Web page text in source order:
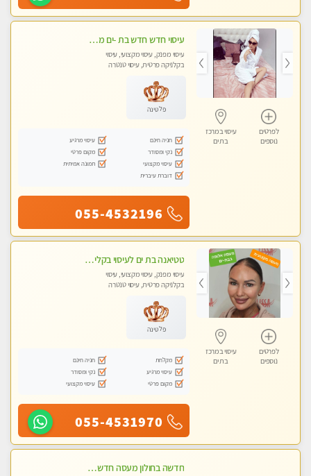
לפרטים
נוספים
עיסוי במרכז
בת ים
עיסוי חדש חדש בת -ים מעסה חדשה איכותית במקום פרטי.
עיסוי מפנק, עיסוי מקצועי, עיסוי
בקלניקה פרטית, עיסוי טנטרה
פלטינה
חניה חינם
עיסוי מרגיע
נקי ומסודר
מקום פרטי
עיסוי מקצועי
תמונה אמיתית
דוברת עיברית
055-4532196
לפרטים
נוספים
עיסוי במרכז
בת ים
טטיאנה בת ים לעיסוי בקליניקה פרטית ומפוארת מאוד מקצועי - עיסוי שוודי וספורטיבי 0543577687
עיסוי מפנק, עיסוי מקצועי, עיסוי
בקלניקה פרטית, עיסוי טנטרה
פלטינה
מקלחת
חניה חינם
עיסוי מרגיע
נקי ומסודר
מקום פרטי
עיסוי מקצועי
055-4531970
חדשה בחולון מעסה חדשה בחולון איכותית למאסז VIP מפנק ומקצועי לכל שרירי הגוף עיסוי מכל הלב